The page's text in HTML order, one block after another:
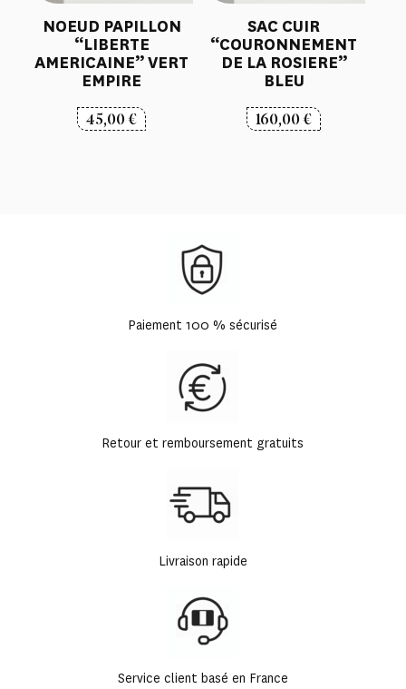
NOEUD PAPILLON
“LIBERTE
AMERICAINE” VERT
EMPIRE
45,00€
SAC CUIR
“COURONNEMENT
DE LA ROSIERE”
BLEU
160,00€
Paiement 100 % sécurisé
Retour et remboursement gratuits
Livraison rapide
Service client basé en France